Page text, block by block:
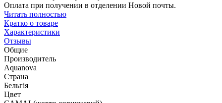
Оплата при получении в отделении Новой почты.
Читать полностью
Кратко о товаре
Характеристики
Отзывы
Общие
Производитель
Aquanova
Страна
Бельгія
Цвет